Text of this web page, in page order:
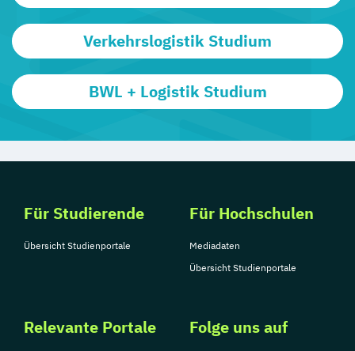
Verkehrslogistik Studium
BWL + Logistik Studium
Für Studierende
Übersicht Studienportale
Für Hochschulen
Mediadaten
Übersicht Studienportale
Relevante Portale Folge uns auf